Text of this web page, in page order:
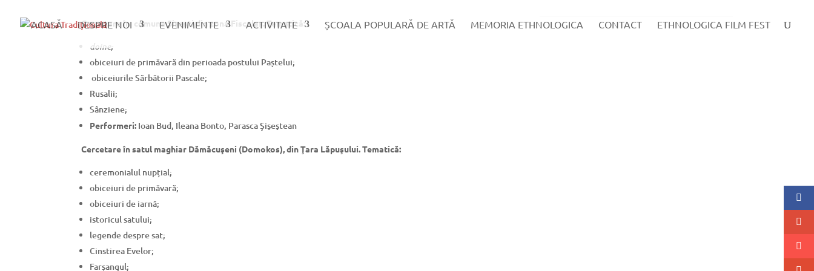
ACASĂ DESPRE NOI EVENIMENTE ACTIVITATE ȘCOALA POPULARĂ DE ARTĂ MEMORIA ETHNOLOGICA CONTACT ETHNOLOGICA FILM FEST
Cercetare în comuna Șișești din zona Fisculaș. Tematică:
doine;
obiceiuri de primăvară din perioada postului Paștelui;
obiceiurile Sărbătorii Pascale;
Rusalii;
Sânziene;
Performeri: Ioan Bud, Ileana Bonto, Parasca Şişeştean
Cercetare în satul maghiar Dămăcuşeni (Domokos), din Ţara Lăpuşului. Tematică:
ceremonialul nupțial;
obiceiuri de primăvară;
obiceiuri de iarnă;
istoricul satului;
legende despre sat;
Cinstirea Evelor;
Farșangul;